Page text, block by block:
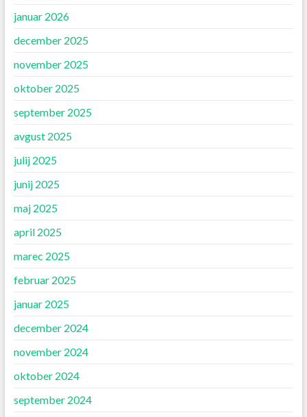
januar 2026
december 2025
november 2025
oktober 2025
september 2025
avgust 2025
julij 2025
junij 2025
maj 2025
april 2025
marec 2025
februar 2025
januar 2025
december 2024
november 2024
oktober 2024
september 2024